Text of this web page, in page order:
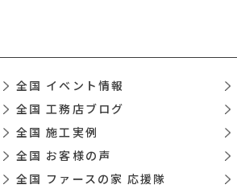
全国 イベント情報
全国 工務店ブログ
全国 施工実例
全国 お客様の声
全国 ファースの家 応援隊